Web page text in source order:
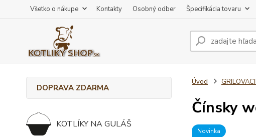
Všetko o nákupe Kontakty Osobný odber Špecifikácia tovaru
DOPRAVA ZDARMA
KOTLÍKY NA GULÁŠ
Úvod
Čínsky
Novinka